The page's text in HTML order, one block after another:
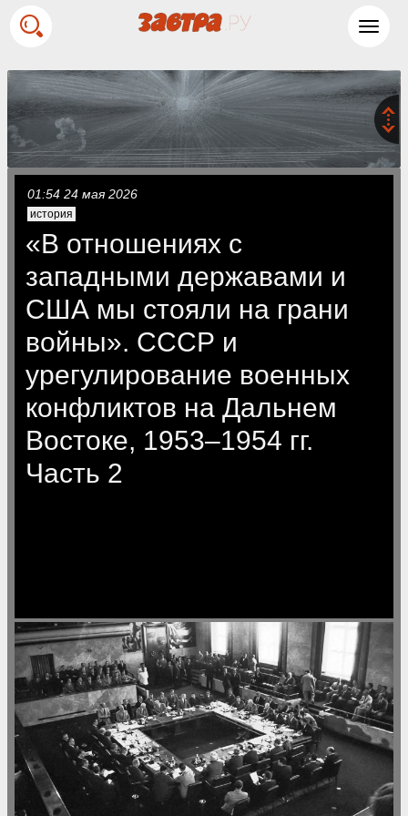
01:54 24 мая 2026
история
«В отношениях с
западными державами и
США мы стояли на грани
войны». СССР и
урегулирование военных
конфликтов на Дальнем
Востоке, 1953–1954 гг.
Часть 2